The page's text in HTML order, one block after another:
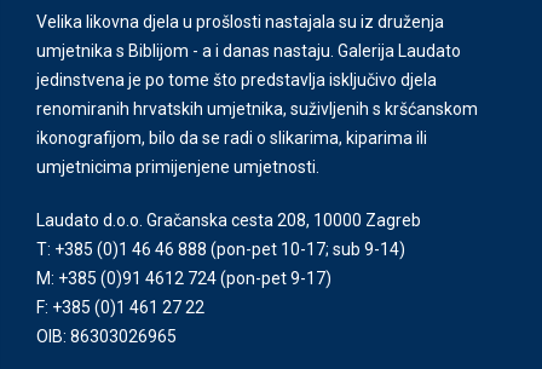
Velika likovna djela u prošlosti nastajala su iz druženja
umjetnika s Biblijom - a i danas nastaju. Galerija Laudato
jedinstvena je po tome što predstavlja isključivo djela
renomiranih hrvatskih umjetnika, suživljenih s kršćanskom
ikonografijom, bilo da se radi o slikarima, kiparima ili
umjetnicima primijenjene umjetnosti.
Laudato d.o.o. Gračanska cesta 208, 10000 Zagreb
T: +385 (0)1 46 46 888 (pon-pet 10-17; sub 9-14)
M: +385 (0)91 4612 724(pon-pet 9-17)
F: +385 (0)1 461 27 22
OIB: 86303026965